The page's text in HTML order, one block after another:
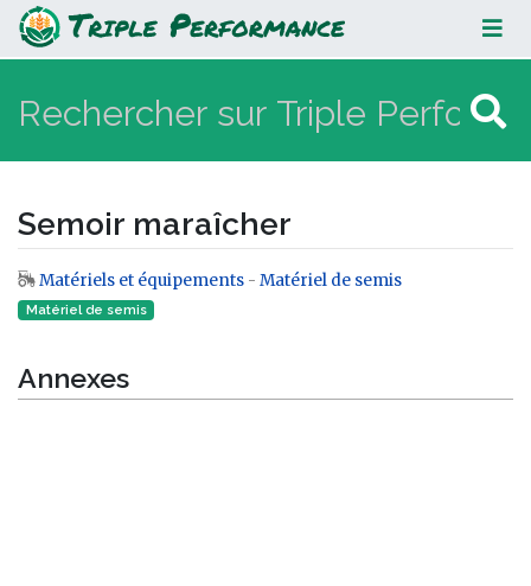
Semoir maraîcher
Semoir maraîcher
Aller à :navigation,rechercher
Matériels et équipements - Matériel de semis
Matériel de semis
Annexes